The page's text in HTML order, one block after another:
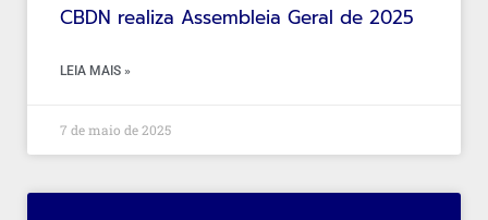
CBDN realiza Assembleia Geral de 2025
LEIA MAIS »
7 de maio de 2025